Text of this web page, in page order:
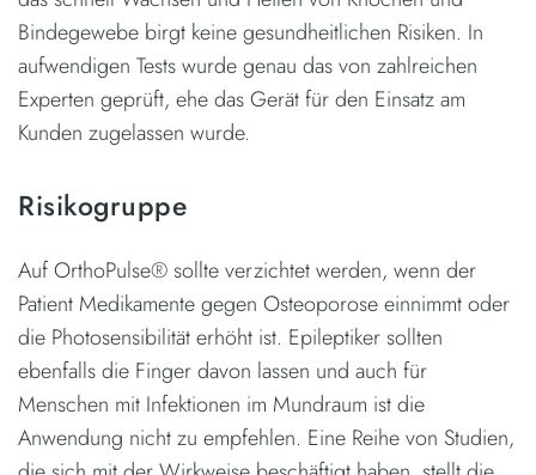
Bindegewebe birgt keine gesundheitlichen Risiken. In
aufwendigen Tests wurde genau das von zahlreichen
Experten geprüft, ehe das Gerät für den Einsatz am
Kunden zugelassen wurde.
Risikogruppe
Auf OrthoPulse® sollte verzichtet werden, wenn der
Patient Medikamente gegen Osteoporose einnimmt oder
die Photosensibilität erhöht ist. Epileptiker sollten
ebenfalls die Finger davon lassen und auch für
Menschen mit Infektionen im Mundraum ist die
Anwendung nicht zu empfehlen. Eine Reihe von Studien,